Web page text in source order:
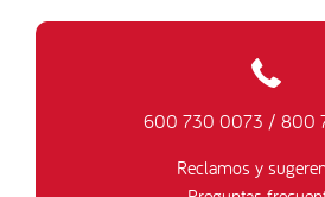
600 730 0073 / 800
Reclamos y